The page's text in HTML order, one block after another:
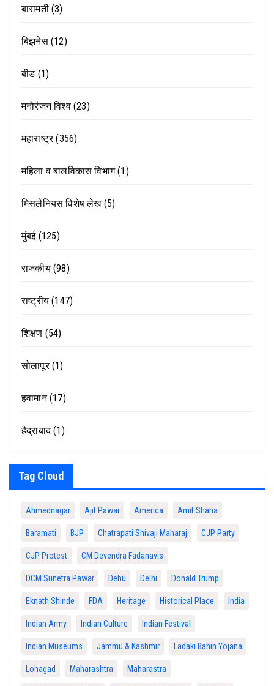
बारामती(3)
बिझनेस(12)
बीड (1)
मनोरंजन विश्व(23)
महाराष्ट्र(356)
महिला व बालविकास विभाग(1)
मिसलेनियस विशेष लेख(5)
मुंबई(125)
राजकीय(98)
राष्ट्रीय (147)
शिक्षण (54)
सोलापूर(1)
हवामान(17)
हैद्राबाद(1)
Tag Cloud
Ahmednagar Ajit Pawar America Amit Shaha
Baramati BJP Chatrapati Shivaji Maharaj CJP Party
CJP Protest CM Devendra Fadanavis
DCM Sunetra Pawar Dehu Delhi Donald Trump
Eknath Shinde FDA Heritage Historical Place India
Indian Army Indian Culture Indian Festival
Indian Museums Jammu & Kashmir Ladaki Bahin Yojana
Lohagad Maharashtra Maharastra